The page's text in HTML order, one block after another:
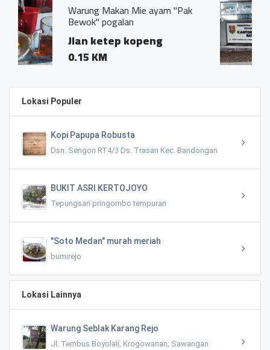
Mie ayam "Pak
kopeng
Pemerintah desa
Banyuroto
0.17 KM
Lokasi Populer
Kopi Papupa Robusta
Dsn. Sengon RT4/3 Ds. Trasan Kec. Bandongan
BUKIT ASRI KERTOJOYO
Tepungsari pringombo tempuran
"Soto Medan" murah meriah
bumirejo
Lokasi Lainnya
Warung Seblak Karang Rejo
Jl. Tembus Boyolali, Krogowanan, Sawangan